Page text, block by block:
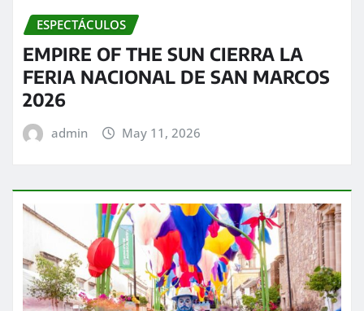
ESPECTÁCULOS
EMPIRE OF THE SUN CIERRA LA
FERIA NACIONAL DE SAN MARCOS
2026
admin May 11, 2026